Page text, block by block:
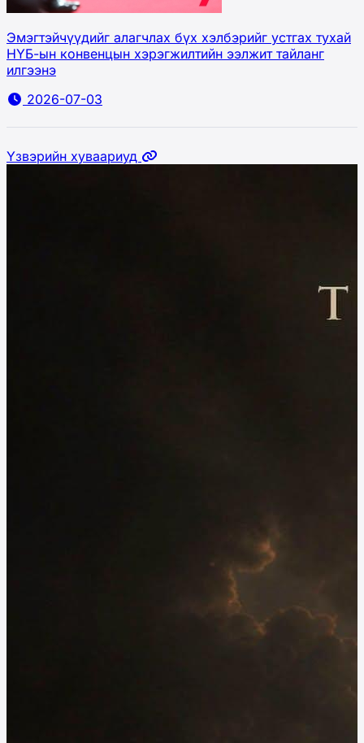
Эмэгтэйчүүдийг алагчлах бүх хэлбэрийг устгах тухай
НҮБ-ын конвенцын хэрэгжилтийн ээлжит тайланг
илгээнэ
2026-07-03
Үзвэрийн хуваариуд